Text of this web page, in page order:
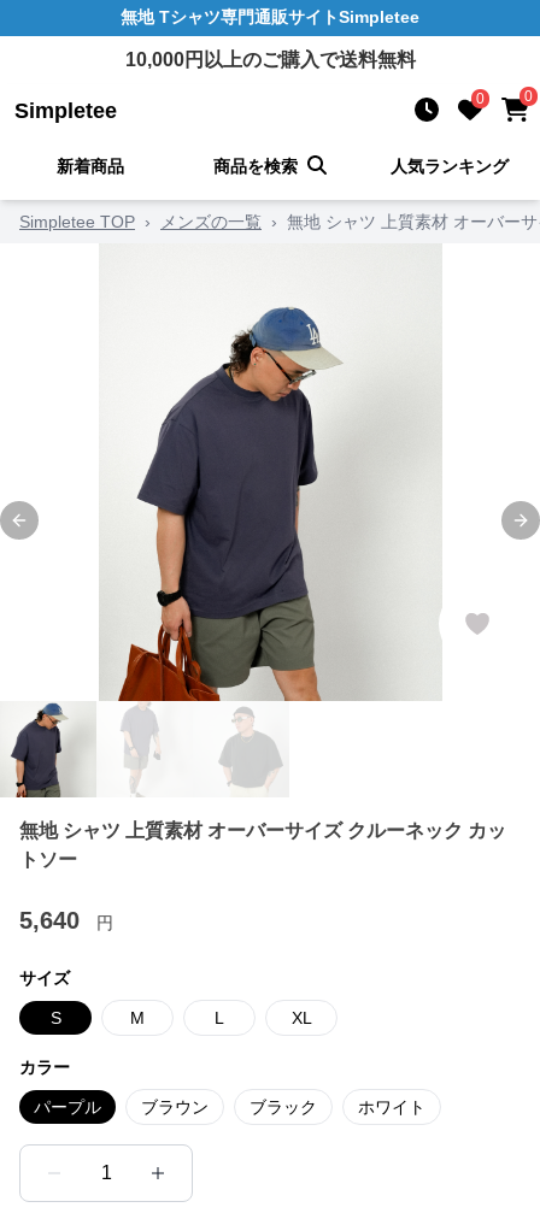
無地 Tシャツ専門通販サイトSimpletee
10,000円以上のご購入で送料無料
Simpletee 0 0
新着商品 商品を検索 人気ランキング
Simpletee TOP › メンズの一覧 › 無地 シャツ 上質素材 オーバー
Previous slide
無地 シャツ 上質素材 オーバーサイズ クルーネック カッ
トソー
5,640 円
サイズ
S M L XL
カラー
パープル ブラウン ブラック ホワイト
1